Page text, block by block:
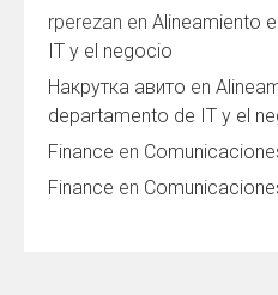
rperezan en Alineamiento
IT y el negocio
Накрутка авито en
departamento de IT y el
Finance en
Finance en